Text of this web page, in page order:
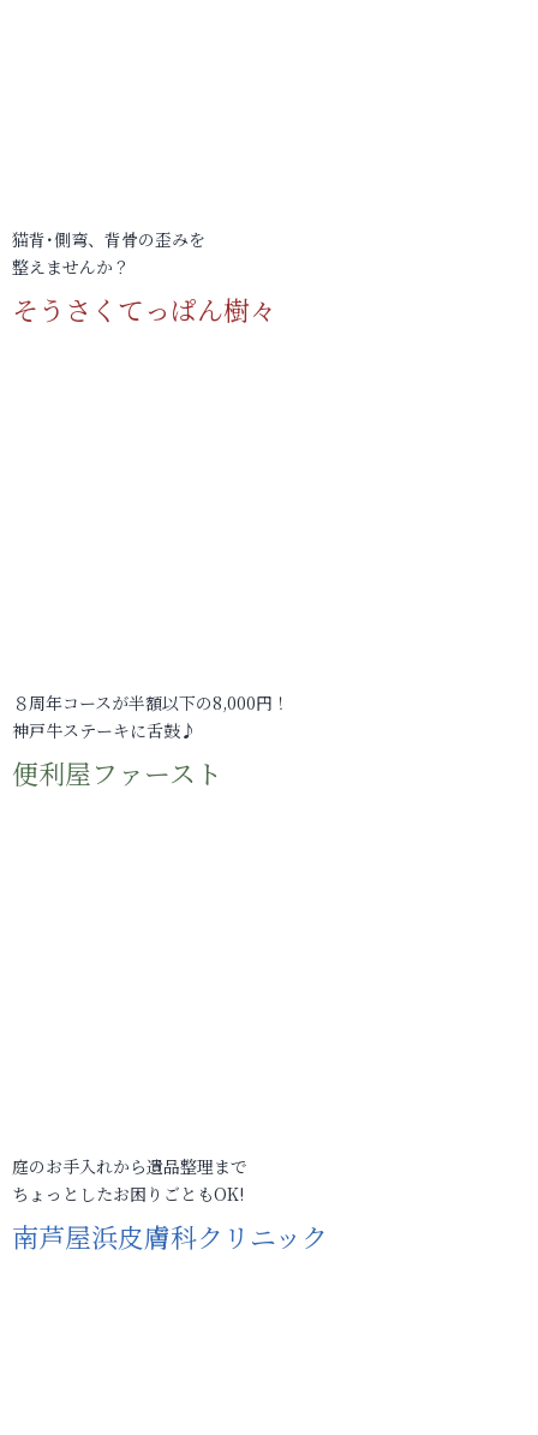
猫背･側弯、背骨の歪みを
整えませんか？
そうさくてっぱん樹々
８周年コースが半額以下の8,000円！
神戸牛ステーキに舌鼓♪
便利屋ファースト
庭のお手入れから遺品整理まで
ちょっとしたお困りごともOK!
南芦屋浜皮膚科クリニック